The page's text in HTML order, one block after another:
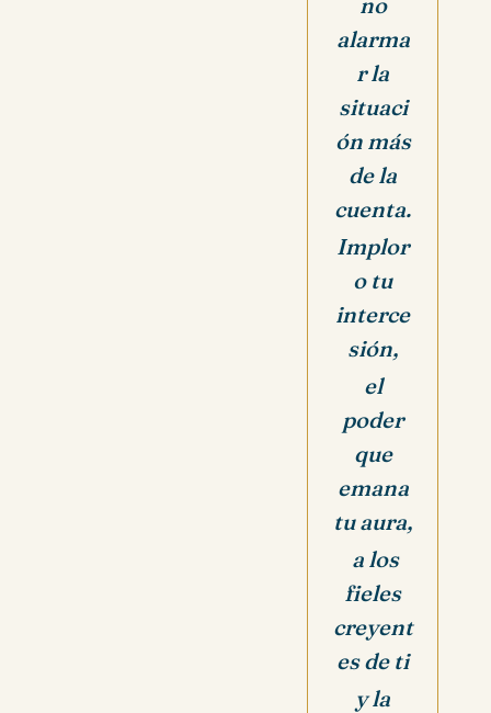
alarma
r la
situaci
ón más
de la
cuenta.
Implor
o tu
interce
sión,
el
poder
que
emana
tu aura,
a los
fieles
creyent
es de ti
y la